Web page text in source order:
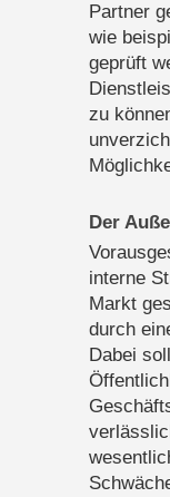
Partner
wie
geprüft
zu
Der
interne
Markt
durch
Dabei